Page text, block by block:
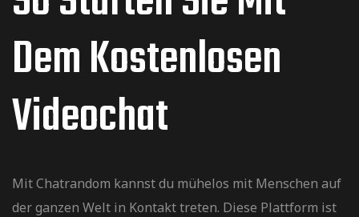
Dem Kostenlosen
Videochat
Mit Chatrandom kannst du mühelos mit Menschen auf
der ganzen Welt in Kontakt treten. Diese Plattform ist